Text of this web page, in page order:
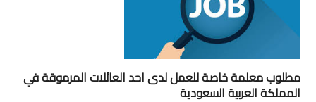
مطلوب معلمة خاصة للعمل لدى احد العائلات المرموقة في
المملكة العربية السعودية